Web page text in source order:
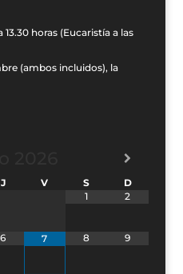
horas (Eucaristía a las
(ambos incluidos), la
J V S
D
1
2
6 7 8 9